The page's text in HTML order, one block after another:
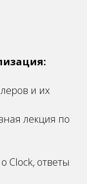
и их
лекция по
Clock, ответы